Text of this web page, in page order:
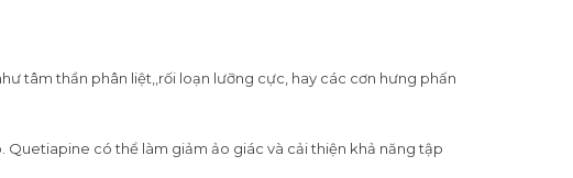
tâm thần phân liệt,,rối loạn lưỡng cực, hay các cơn hưng phấn
có thể làm giảm ảo giác và cải thiện khả năng tập